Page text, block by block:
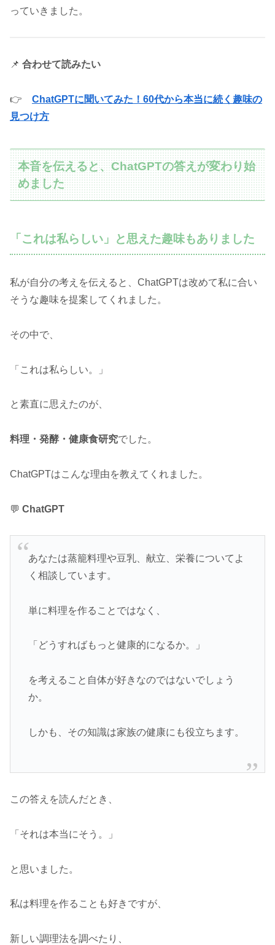
っていきました。
📌 合わせて読みたい
👉 ChatGPTに聞いてみた！60代から本当に続く趣味の
見つけ方
本音を伝えると、ChatGPTの答えが変わり始
めました
「これは私らしい」と思えた趣味もありました
私が自分の考えを伝えると、ChatGPTは改めて私に合い
そうな趣味を提案してくれました。
その中で、
「これは私らしい。」
と素直に思えたのが、
料理・発酵・健康食研究でした。
ChatGPTはこんな理由を教えてくれました。
💬 ChatGPT
あなたは蒸籠料理や豆乳、献立、栄養についてよ
く相談しています。
単に料理を作ることではなく、
「どうすればもっと健康的になるか。」
を考えること自体が好きなのではないでしょう
か。
しかも、その知識は家族の健康にも役立ちます。
この答えを読んだとき、
「それは本当にそう。」
と思いました。
私は料理を作ることも好きですが、
新しい調理法を調べたり、